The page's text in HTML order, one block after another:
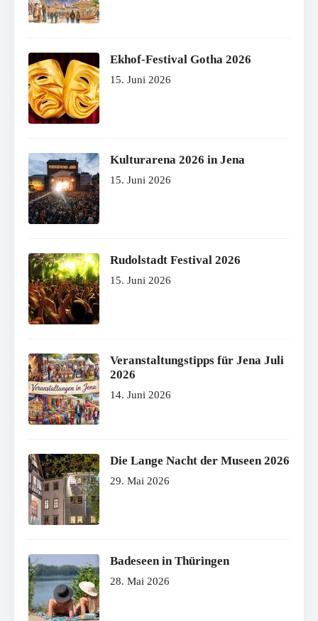
Ekhof-Festival Gotha 2026
15. Juni 2026
Kulturarena 2026 in Jena
15. Juni 2026
Rudolstadt Festival 2026
15. Juni 2026
Veranstaltungstipps für Jena Juli
2026
14. Juni 2026
Die Lange Nacht der Museen 2026
29. Mai 2026
Badeseen in Thüringen
28. Mai 2026